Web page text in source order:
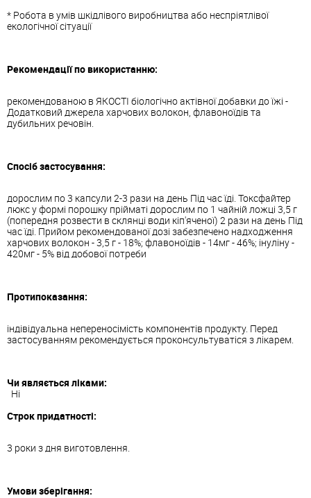
* Робота в умів шкідлівого виробництва або неспріятлівої
екологічної сітуації
Рекомендації по використанню:
рекомендованою в ЯКОСТІ біологічно актівної добавки до їжі -
Додатковий джерела харчових волокон, флавоноїдів та
дубильних речовін.
Спосіб застосування:
дорослим по 3 капсули 2-3 рази на день Під час їді. Токсфайтер
люкс у формі порошку прійматі дорослим по 1 чайній ложці 3,5 г
(попередня розвести в склянці води кіп'яченої) 2 рази на день Під
час їді. Прийом рекомендованої дозі забезпечено надходження
харчових волокон - 3,5 г - 18%; флавоноїдів - 14мг - 46%; інуліну -
420мг - 5% від добової потреби
Протипоказання:
індівідуальна непереносімість компонентів продукту. Перед
застосуванням рекомендується проконсультуватіся з лікарем.
Чи являється ліками:
Ні
Строк придатності:
3 роки з дня виготовлення.
Умови зберігання: